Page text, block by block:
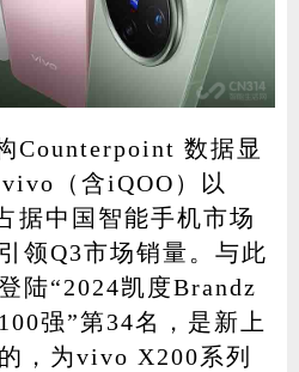
Counterpoint 数据显
（含iQOO）以
据中国智能手机市场
领Q3市场销量。与此
陆“2024凯度Brandz
强”第34名，是新上
，为vivo X200系列